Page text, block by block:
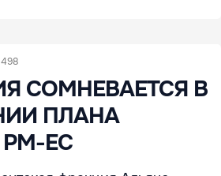
498
СОМНЕВАЕТСЯ В
ПЛАНА
ЕС